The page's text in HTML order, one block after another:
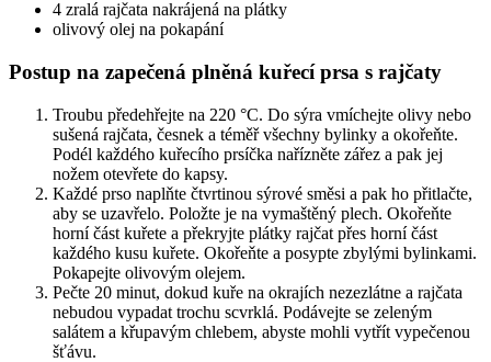
4 zralá rajčata nakrájená na plátky
olivový olej na pokapání
Postup na zapečená plněná kuřecí prsa s rajčaty
Troubu předehřejte na 220 °C. Do sýra vmíchejte olivy nebo
sušená rajčata, česnek a téměř všechny bylinky a okořeňte.
Podél každého kuřecího prsíčka nařízněte zářez a pak jej
nožem otevřete do kapsy.
Každé prso naplňte čtvrtinou sýrové směsi a pak ho přitlačte,
aby se uzavřelo. Položte je na vymaštěný plech. Okořeňte
horní část kuřete a překryjte plátky rajčat přes horní část
každého kusu kuřete. Okořeňte a posypte zbylými bylinkami.
Pokapejte olivovým olejem.
Pečte 20 minut, dokud kuře na okrajích nezezlátne a rajčata
nebudou vypadat trochu scvrklá. Podávejte se zeleným
salátem a křupavým chlebem, abyste mohli vytřít vypečenou
šťávu.